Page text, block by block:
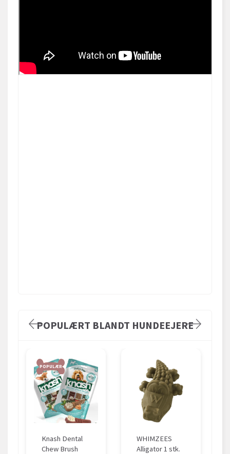
POPULÆRT BLANDT HUNDEEJERE
POPULÆR
Knash Dental
Chew Brush
WHIMZEES
Alligator 1 stk.